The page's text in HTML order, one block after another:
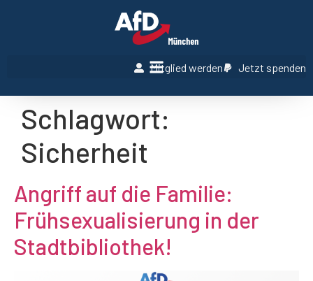
Mitglied werden Jetzt spenden
Schlagwort:
Sicherheit
Angriff auf die Familie:
Frühsexualisierung in der
Stadtbibliothek!